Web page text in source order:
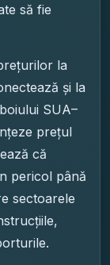
să fie
la
și la
SUA–
prețul
că
pericol până
sectoarele